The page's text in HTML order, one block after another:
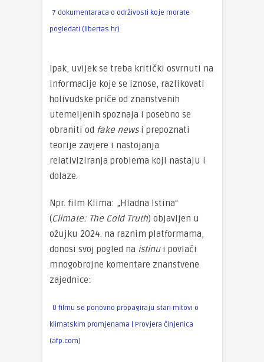
7 dokumentaraca o održivosti koje morate
pogledati (libertas.hr)
Ipak, uvijek se treba kritički osvrnuti na
informacije koje se iznose, razlikovati
holivudske priče od znanstvenih
utemeljenih spoznaja i posebno se
obraniti od fake newsi prepoznati
teorije zavjere i nastojanja
relativiziranja problema koji nastaju i
dolaze.
Npr. film Klima: „Hladna Istina“
(Climate: The Cold Truth) objavljen u
ožujku 2024. na raznim platformama,
donosi svoj pogled na istinui povlači
mnogobrojne komentare znanstvene
zajednice:
U filmu se ponovno propagiraju stari mitovi o
klimatskim promjenama | Provjera činjenica
(afp.com)